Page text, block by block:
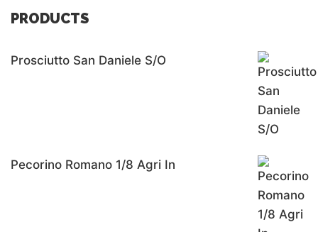
PRODUCTS
Prosciutto San Daniele S/o
Pecorino Romano 1/8 Agri In